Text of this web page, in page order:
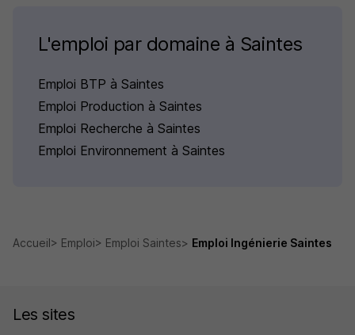
L'emploi par domaine à Saintes
Emploi BTP à Saintes
Emploi Production à Saintes
Emploi Recherche à Saintes
Emploi Environnement à Saintes
Accueil Emploi Emploi Saintes Emploi Ingénierie Saintes
Les sites